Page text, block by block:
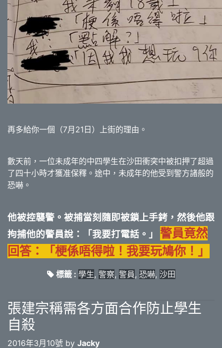
再多給你一個（7月21日）上街的理由。
數天前，一位未成年的中四學生在沙田衝突中被扣押了超過
了四十小時才獲准保釋。途中，未成年的他受到警方諸般的
恐嚇。
他被控襲警。被捕當刻隨即被鎖上手銬，然後他跟
拘捕他的警員說：「我要打電話。」 警員竟然
回答：「梗係唔得啦！我要玩鳩你！」
標籤 : 學生, 警察, 警員, 恐嚇, 沙田
張建宗稱需各方面合作防止學生
自殺
2016年3月10號 by Jacky